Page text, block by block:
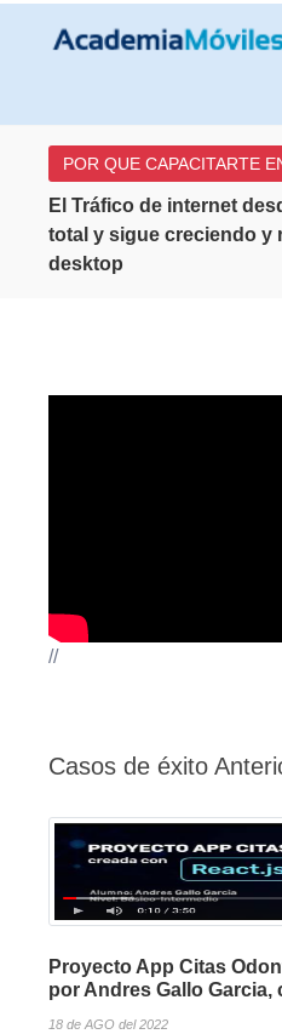
POR QUE CAPACITARTE
El Tráfico de internet
total y sigue creciendo y
desktop
//
Casos de éxito
Proyecto App Citas
por Andres Gallo Garcia,
18 de AGO del 2022